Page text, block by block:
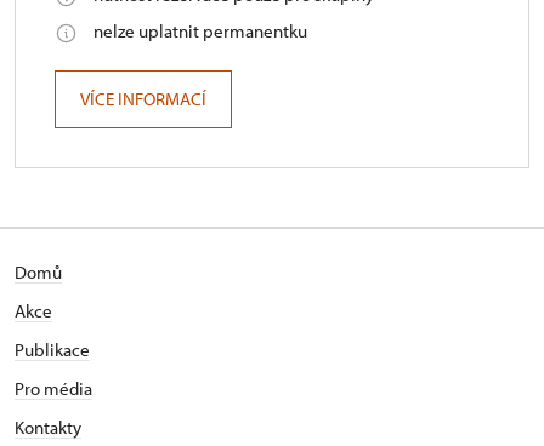
nelze uplatnit permanentku
VÍCE INFORMACÍ
Domů
Akce
Publikace
Pro média
Kontakty